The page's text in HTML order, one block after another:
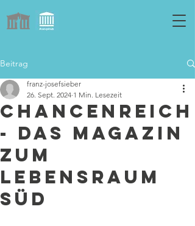
Beitrag
Chancenreich
- Das Magazin
zum
Lebensraum
Süd
franz-josefsieber
26. Sept. 2024 1 Min. Lesezeit